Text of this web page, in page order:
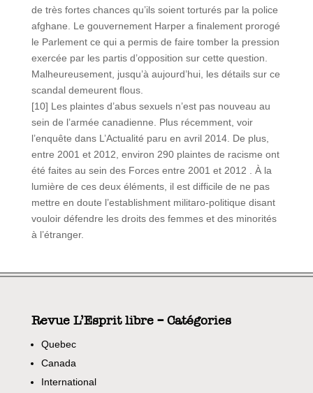
de très fortes chances qu’ils soient torturés par la police
afghane. Le gouvernement Harper a finalement prorogé
le Parlement ce qui a permis de faire tomber la pression
exercée par les partis d’opposition sur cette question.
Malheureusement, jusqu’à aujourd’hui, les détails sur ce
scandal demeurent flous.
[10] Les plaintes d’abus sexuels n’est pas nouveau au
sein de l’armée canadienne. Plus récemment, voir
l’enquête dans L’Actualité paru en avril 2014. De plus,
entre 2001 et 2012, environ 290 plaintes de racisme ont
été faites au sein des Forces entre 2001 et 2012 . À la
lumière de ces deux éléments, il est difficile de ne pas
mettre en doute l’establishment militaro-politique disant
vouloir défendre les droits des femmes et des minorités
à l’étranger.
Revue L’Esprit libre – Catégories
Quebec
Canada
International